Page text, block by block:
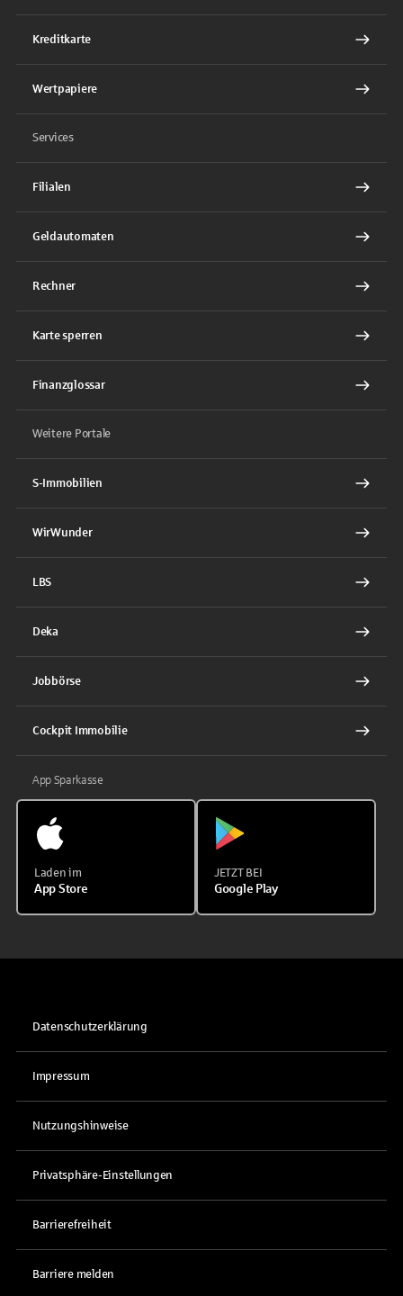
Kreditkarte
Wertpapiere
Services
Filialen
Geldautomaten
Rechner
Karte sperren
Finanzglossar
Weitere Portale
S-Immobilien
WirWunder
LBS
Deka
Jobbörse
Cockpit Immobilie
App Sparkasse
Laden im
App Store
JETZT BEI
Google Play
Datenschutzerklärung
Impressum
Nutzungshinweise
Privatsphäre-Einstellungen
Barrierefreiheit
Barriere melden